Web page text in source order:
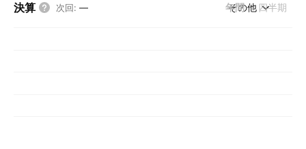
決算 次回: — 年間 四半期
その他